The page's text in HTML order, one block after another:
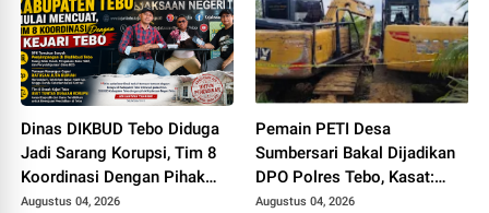
Dinas DIKBUD Tebo Diduga
Jadi Sarang Korupsi, Tim 8
Koordinasi Dengan Pihak
Kejari Tebo
Augustus 04, 2026
Pemain PETI Desa
Sumbersari Bakal Dijadikan
DPO Polres Tebo, Kasat:
Karena Tak Pernah Penuhi
Augustus 04, 2026